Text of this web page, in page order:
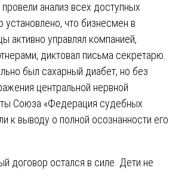
анализ всех доступных
установлено, что бизнесмен в
активно управлял компанией,
диктовал письма секретарю.
был сахарный диабет, но без
центральной нервной
Союза «Федерация судебных
к выводу о полной осознанности его
договор остался в силе. Дети не